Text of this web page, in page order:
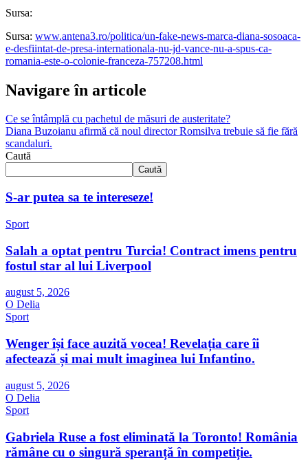
Sursa:
Sursa: www.antena3.ro/politica/un-fake-news-marca-diana-sosoaca-
e-desfiintat-de-presa-internationala-nu-jd-vance-nu-a-spus-ca-
romania-este-o-colonie-franceza-757208.html
Navigare în articole
Ce se întâmplă cu pachetul de măsuri de austeritate?
Diana Buzoianu afirmă că noul director Romsilva trebuie să fie fără
scandaluri.
Caută
Caută
S-ar putea sa te intereseze!
Sport
Salah a optat pentru Turcia! Contract imens pentru
fostul star al lui Liverpool
august 5, 2026
O Delia
Sport
Wenger își face auzită vocea! Revelația care îi
afectează și mai mult imaginea lui Infantino.
august 5, 2026
O Delia
Sport
Gabriela Ruse a fost eliminată la Toronto! România
rămâne cu o singură speranță în competiție.